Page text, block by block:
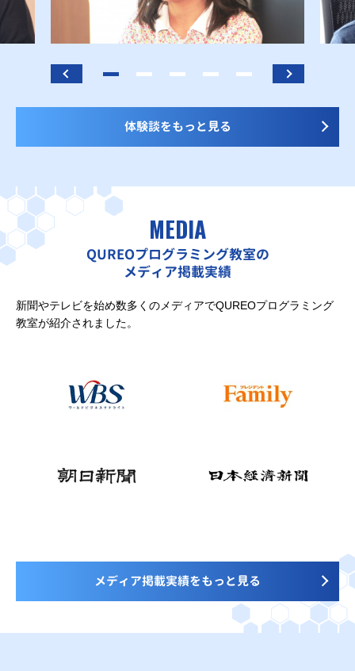
体験談をもっと見る
MEDIA
QUREOプログラミング教室の
メディア掲載実績
新聞やテレビを始め数多くのメディアでQUREOプログラミング
教室が紹介されました。
メディア掲載実績をもっと見る